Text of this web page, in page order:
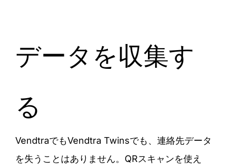
データを収集す
る
VendtraでもVendtra Twinsでも、連絡先データ
を失うことはありません。QRスキャンを使え